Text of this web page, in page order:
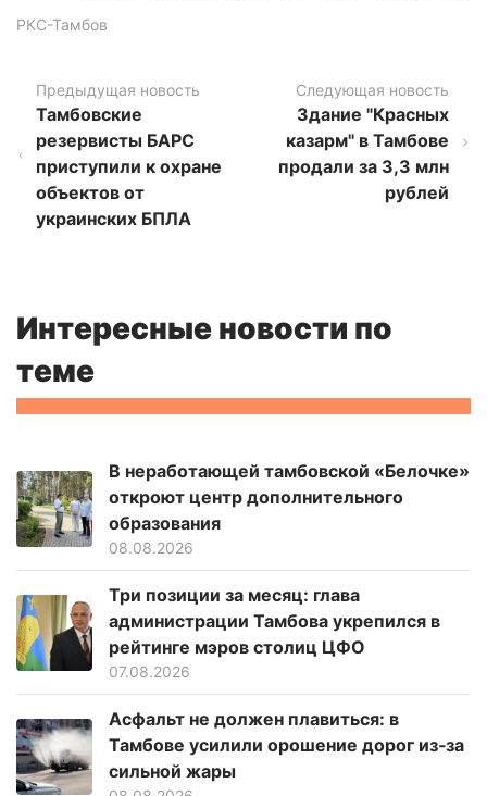
РКС-Тамбов
Предыдущая новость
Тамбовские
резервисты БАРС
приступили к охране
объектов от
украинских БПЛА
Следующая новость
Здание "Красных
казарм" в Тамбове
продали за 3,3 млн
рублей
Интересные новости по
теме
В неработающей тамбовской «Белочке»
откроют центр дополнительного
образования
08.08.2026
Три позиции за месяц: глава
администрации Тамбова укрепился в
рейтинге мэров столиц ЦФО
07.08.2026
Асфальт не должен плавиться: в
Тамбове усилили орошение дорог из‑за
сильной жары